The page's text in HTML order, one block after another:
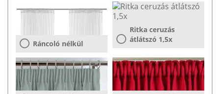
Ráncoló nélkül
Ritka ceruzás
átlátszó 1,5x